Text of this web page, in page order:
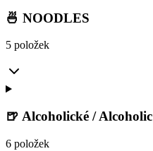
🍜 NOODLES
5 položek
🍺 Alcoholické / Alcoholic
6 položek